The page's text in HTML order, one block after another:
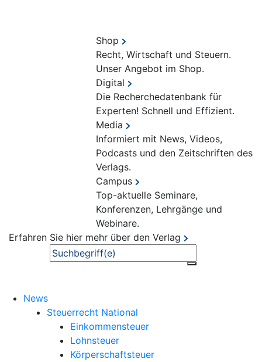
Shop
Recht, Wirtschaft und Steuern.
Unser Angebot im Shop.
Digital
Die Recherchedatenbank für
Experten! Schnell und Effizient.
Media
Informiert mit News, Videos,
Podcasts und den Zeitschriften des
Verlags.
Campus
Top-aktuelle Seminare,
Konferenzen, Lehrgänge und
Webinare.
Erfahren Sie hier mehr über den Verlag
Suche
News
Steuerrecht National
Einkommensteuer
Lohnsteuer
Körperschaftsteuer